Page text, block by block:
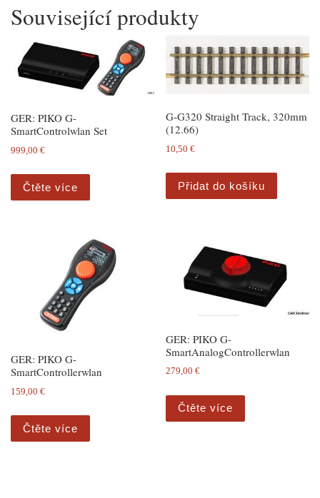
Související produkty
GER: PIKO G-
SmartControlwlan Set
999,00 €
Čtěte více
G-G320 Straight Track, 320mm
(12.66)
10,50€
Přidat do košíku
GER: PIKO G-
SmartControllerwlan
159,00 €
Čtěte více
GER: PIKO G-
SmartAnalogControllerwlan
279,00€
Čtěte více